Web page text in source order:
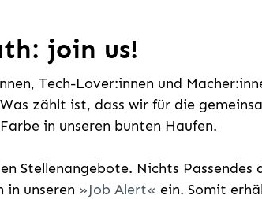
join us!
Tech-Lover:innen und
zählt ist, dass wir für die
in unseren bunten Haufen.
Stellenangebote. Nichts Passendes
unseren Job Alert
ein. Somit